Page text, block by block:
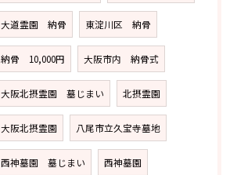
大道霊園 納骨 東淀川区 納骨
納骨 10,000円 大阪市内 納骨式
大阪北摂霊園 墓じまい 北摂霊園
大阪北摂霊園 八尾市立久宝寺墓地
西神墓園 墓じまい 西神墓園